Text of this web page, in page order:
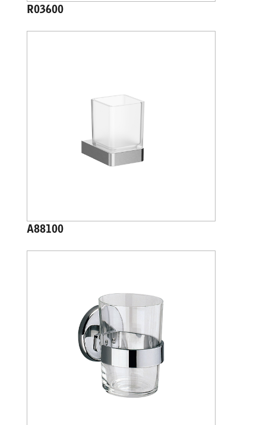
R03600
A88100